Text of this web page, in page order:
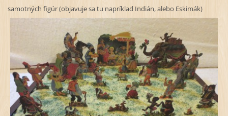
samotných figúr (objavuje sa tu napríklad Indián, alebo Eskimák)